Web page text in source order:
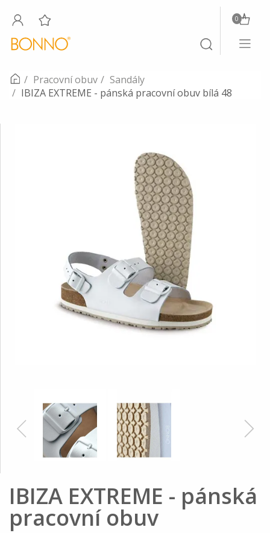
Toggle
search
0
Toggle
Pracovní obuv
Sandály
IBIZA EXTREME - pánská pracovní obuv bílá 48
IBIZA EXTREME - pánská
pracovní obuv